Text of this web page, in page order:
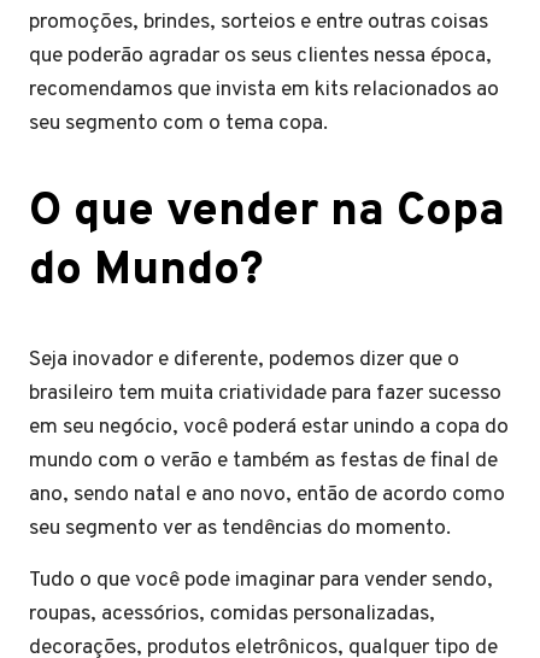
promoções, brindes, sorteios e entre outras coisas
que poderão agradar os seus clientes nessa época,
recomendamos que invista em kits relacionados ao
seu segmento com o tema copa.
O que vender na Copa
do Mundo?
Seja inovador e diferente, podemos dizer que o
brasileiro tem muita criatividade para fazer sucesso
em seu negócio, você poderá estar unindo a copa do
mundo com o verão e também as festas de final de
ano, sendo natal e ano novo, então de acordo como
seu segmento ver as tendências do momento.
Tudo o que você pode imaginar para vender sendo,
roupas, acessórios, comidas personalizadas,
decorações, produtos eletrônicos, qualquer tipo de